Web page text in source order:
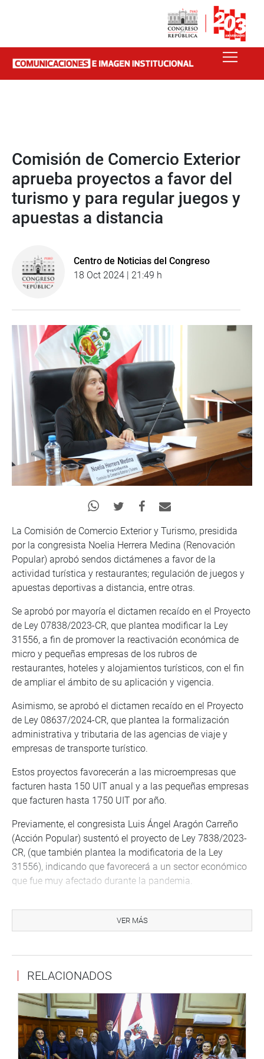
Comisión de Comercio Exterior
aprueba proyectos a favor del
turismo y para regular juegos y
apuestas a distancia
Centro de Noticias del Congreso
18 Oct 2024 | 21:49 h
La Comisión de Comercio Exterior y Turismo, presidida
por la congresista Noelia Herrera Medina (Renovación
Popular) aprobó sendos dictámenes a favor de la
actividad turística y restaurantes; regulación de juegos y
apuestas deportivas a distancia, entre otras.
Se aprobó por mayoría el dictamen recaído en el Proyecto
de Ley 07838/2023-CR, que plantea modificar la Ley
31556, a fin de promover la reactivación económica de
micro y pequeñas empresas de los rubros de
restaurantes, hoteles y alojamientos turísticos, con el fin
de ampliar el ámbito de su aplicación y vigencia.
Asimismo, se aprobó el dictamen recaído en el Proyecto
de Ley 08637/2024-CR, que plantea la formalización
administrativa y tributaria de las agencias de viaje y
empresas de transporte turístico.
Estos proyectos favorecerán a las microempresas que
facturen hasta 150 UIT anual y a las pequeñas empresas
que facturen hasta 1750 UIT por año.
Previamente, el congresista Luis Ángel Aragón Carreño
(Acción Popular) sustentó el proyecto de Ley 7838/2023-
CR, (que también plantea la modificatoria de la Ley
31556), indicando que favorecerá a un sector económico
que fue muy afectado durante la pandemia.
en el Proyecto de Ley 08697/2024-CR, ley que plantea
modificar la segunda disposición complementaria final
sustitutorio propone la modificación de la Ley 31557, a fin
impuesto a los referidos juegos.
La congresista Diana Gonzales Delgado (Avanza País),
autora del proyecto de ley manifestó que se pide al
Ministerio de Economía y Finanzas que reglamente la Ley
VER MÁS
RELACIONADOS